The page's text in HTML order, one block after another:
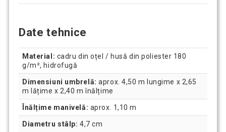
Date tehnice
Material: cadru din oțel / husă din poliester 180
g/m², hidrofugă
Dimensiuni umbrelă: aprox. 4,50 m lungime x 2,65
m lățime x 2,40 m înălțime
Înălțime manivelă: aprox. 1,10 m
Diametru stâlp: 4,7 cm